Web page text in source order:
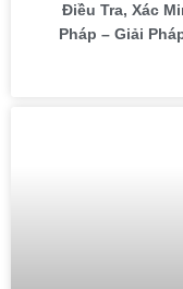
Điều Tra, Xác
Pháp – Giải